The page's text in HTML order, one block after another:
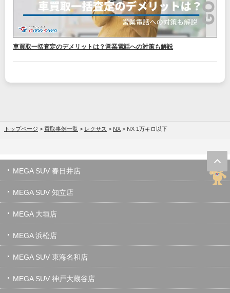
車買取一括査定のデメリットは？営業電話への対策も解説
トップページ > 買取事例一覧 > レクサス > NX > NX 1万キロ以下
MEGA SUV 春日井店
MEGA SUV 知立店
MEGA 大垣店
MEGA 浜松店
MEGA SUV 東海名和店
MEGA SUV 神戸大蔵谷店